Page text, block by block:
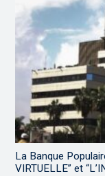
La Banque
VIRTUELLE” et